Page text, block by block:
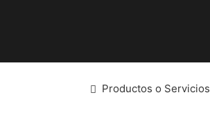
Productos o Servicios